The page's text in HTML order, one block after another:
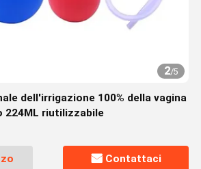
2/5
dell'irrigazione 100% della vagina
224ML riutilizzabile
Contattaci